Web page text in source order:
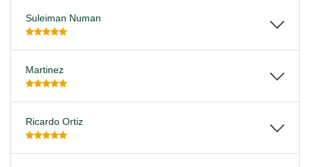
Suleiman Numan
Martinez
Ricardo Ortiz